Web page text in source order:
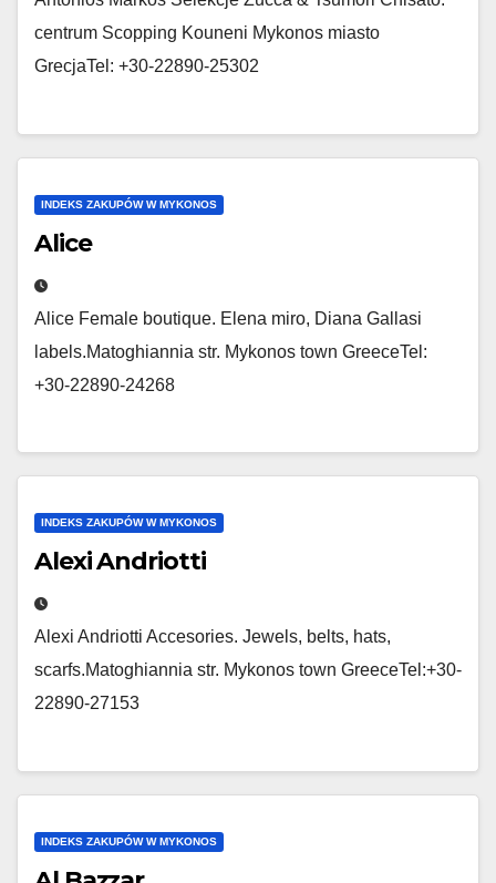
centrum Scopping Kouneni Mykonos miasto
GrecjaTel: +30-22890-25302
INDEKS ZAKUPÓW W MYKONOS
Alice
Alice Female boutique. Elena miro, Diana Gallasi
labels.Matoghiannia str. Mykonos town GreeceTel:
+30-22890-24268
INDEKS ZAKUPÓW W MYKONOS
Alexi Andriotti
Alexi Andriotti Accesories. Jewels, belts, hats,
scarfs.Matoghiannia str. Mykonos town GreeceTel:+30-
22890-27153
INDEKS ZAKUPÓW W MYKONOS